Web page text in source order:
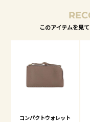
このアイテムを見
コンパクトウォレット